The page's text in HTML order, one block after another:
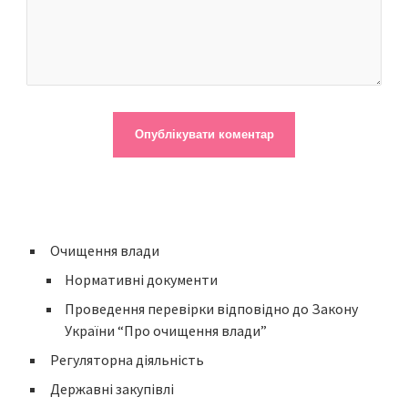
Очищення влади
Нормативні документи
Проведення перевірки відповідно до Закону
України “Про очищення влади”
Регуляторна діяльність
Державні закупівлі